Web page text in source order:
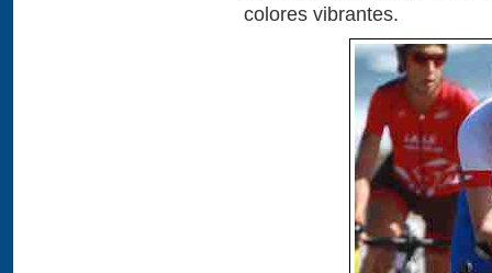
colores vibrantes.